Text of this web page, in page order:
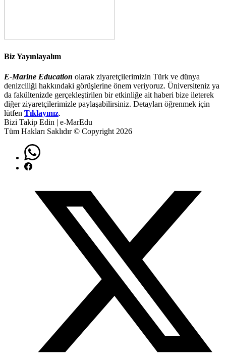
Biz Yayınlayalım
E-Marine Education olarak ziyaretçilerimizin Türk ve dünya
denizciliği hakkındaki görüşlerine önem veriyoruz. Üniversiteniz ya
da fakültenizde gerçekleştirilen bir etkinliğe ait haberi bize ileterek
diğer ziyaretçilerimizle paylaşabilirsiniz. Detayları öğrenmek için
lütfen Tıklayınız.
Bizi Takip Edin | e-MarEdu
Tüm Hakları Saklıdır © Copyright 2026